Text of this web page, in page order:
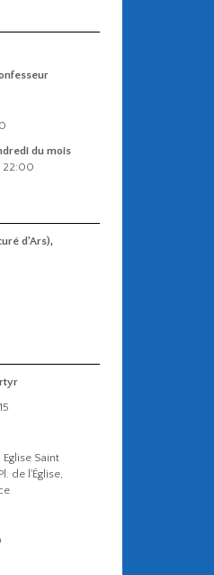
du mois
22:00
d'Ars),
Eglise Saint
de l'Église,